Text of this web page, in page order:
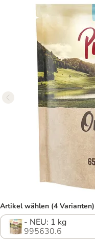
Artikel wählen (4 Varianten)
- NEU: 1 kg
995630.6